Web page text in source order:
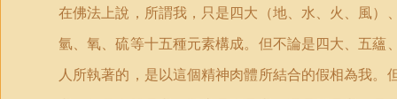
在佛法上說，所謂我，只是四大（地、水、火、風
氫、氧、硫等十五種元素構成。但不論是四大、五
人所執著的，是以這個精神肉體所結合的假相為我